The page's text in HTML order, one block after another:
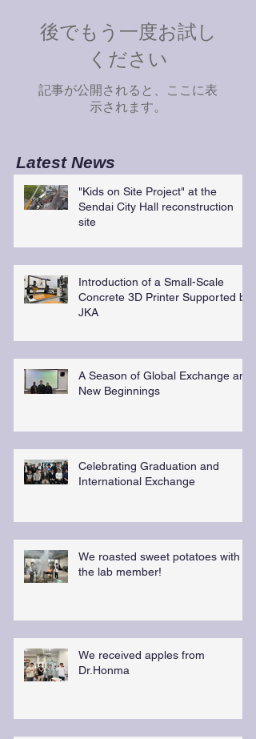
後でもう一度お試し
ください
記事が公開されると、ここに表
示されます。
Latest News
"Kids on Site Project" at the
Sendai City Hall reconstruction
site
Introduction of a Small-Scale
Concrete 3D Printer Supported by
JKA
A Season of Global Exchange and
New Beginnings
Celebrating Graduation and
International Exchange
We roasted sweet potatoes with
the lab member!
We received apples from
Dr.Honma